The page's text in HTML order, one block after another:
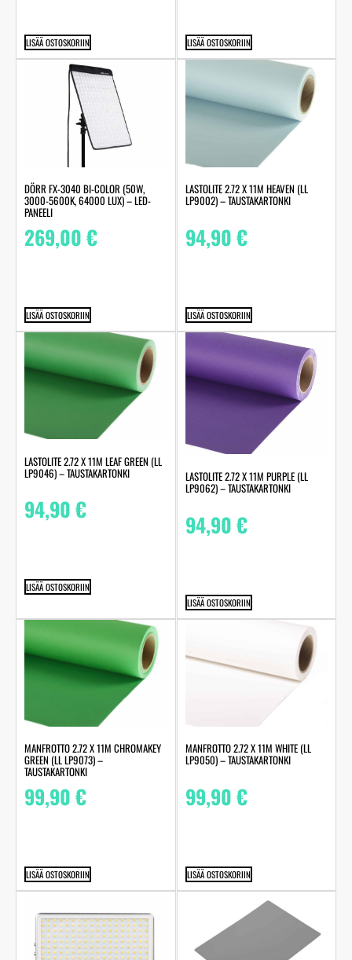
LISÄÄ OSTOSKORIIN LISÄÄ OSTOSKORIIN
DÖRR FX-3040 BI-COLOR (50W,
3000-5600K, 64000 LUX) – LED-
PANEELI
269,00€
LISÄÄ OSTOSKORIIN
LASTOLITE 2.72 X 11M HEAVEN (LL
LP9002) – TAUSTAKARTONKI
94,90€
LISÄÄ OSTOSKORIIN
LASTOLITE 2.72 X 11M LEAF GREEN (LL
LP9046) – TAUSTAKARTONKI
94,90€
LISÄÄ OSTOSKORIIN
LASTOLITE 2.72 X 11M PURPLE (LL
LP9062) – TAUSTAKARTONKI
94,90€
LISÄÄ OSTOSKORIIN
MANFROTTO 2.72 X 11M CHROMAKEY
GREEN (LL LP9073) –
TAUSTAKARTONKI
99,90€
LISÄÄ OSTOSKORIIN
MANFROTTO 2.72 X 11M WHITE (LL
LP9050) – TAUSTAKARTONKI
99,90€
LISÄÄ OSTOSKORIIN